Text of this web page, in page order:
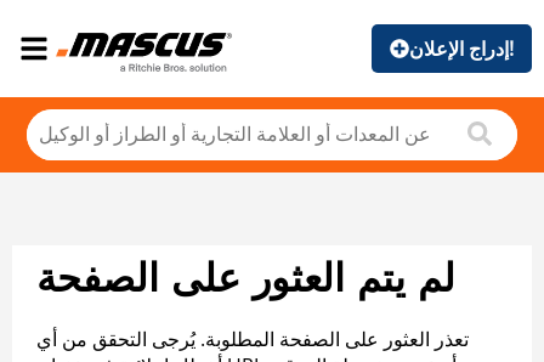
إدراج الإعلان!
لم يتم العثور على الصفحة
تعذر العثور على الصفحة المطلوبة. يُرجى التحقق من أي